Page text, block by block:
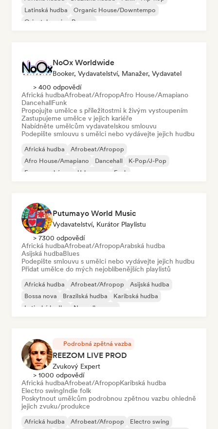
Latinská hudba
Organic House/Downtempo
Oriental music
Reggae
NoOx Worldwide
Booker, Vydavatelství, Manažer, Vydavatel
> 400 odpovědí
Africká hudbaAfrobeat/AfropopAfro House/Amapiano
DancehallFunk
Propojujte umělce s příležitostmi k živým vystoupením
Zastupujeme umělce v jejich kariéře
Nabídněte umělcům vydavatelskou smlouvu
Podepište smlouvu s umělci nebo vydávejte jejich hudbu
Africká hudba
Afrobeat/Afropop
Afro House/Amapiano
Dancehall
K-Pop/J-Pop
Francouzský rap
Urban pop Funk
Putumayo World Music
Vydavatelství, Kurátor Playlistu
> 7300 odpovědí
Africká hudbaAfrobeat/AfropopArabská hudba
Asijská hudbaBlues
Podepište smlouvu s umělci nebo vydávejte jejich hudbu
Přidat umělce do mých nejoblíbenějších playlistů
Africká hudba Afrobeat/Afropop
Asijská hudba
Bossa nova
Brazilská hudba
Karibská hudba
Latinská hudba
Nouvelle scene
Podrobná zpětná vazba
REEZOM LIVE PROD
Zvukový Expert
> 1000 odpovědí
Africká hudbaAfrobeat/AfropopKaribská hudba
Electro swingIndie folk
Poskytnout umělcům podrobnou zpětnou vazbu ohledně
jejich zvuku/produkce
Africká hudba Afrobeat/Afropop
Electro swing